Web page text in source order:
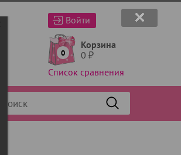
Войти
0
Корзина
0 ₽
Список сравнения